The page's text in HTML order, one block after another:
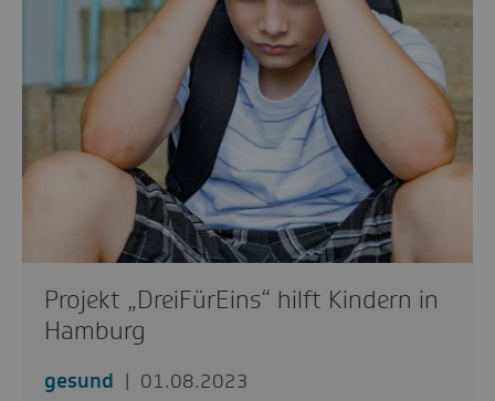
Projekt „DreiFürEins“ hilft Kindern in
Hamburg
gesund
01.08.2023